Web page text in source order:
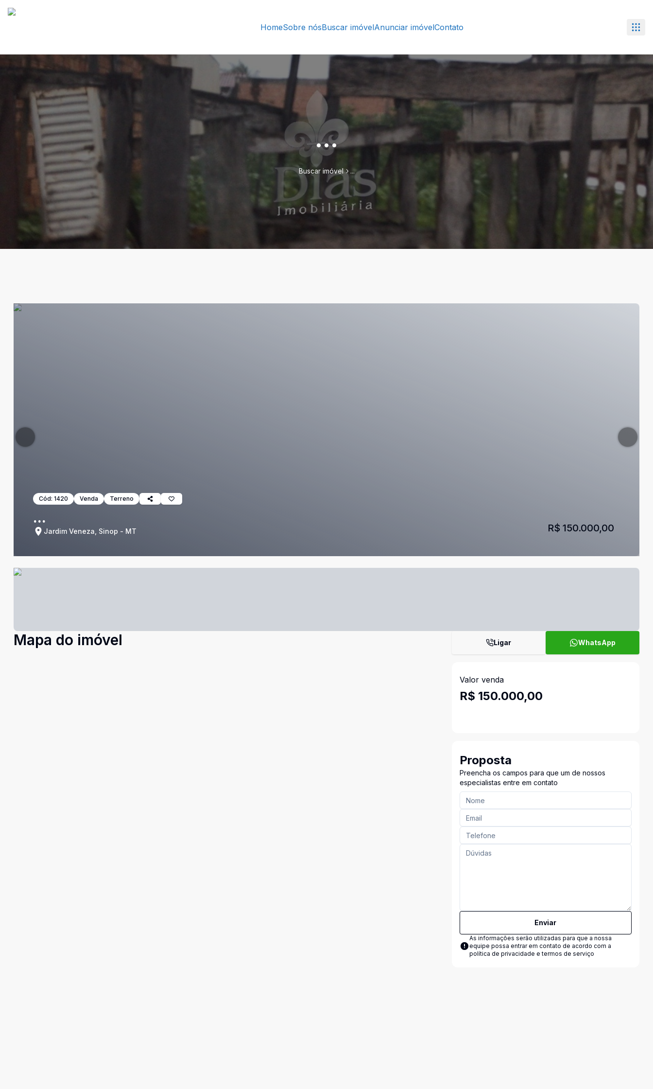
HomeSobre nósBuscar imóvelAnunciar imóvelContato
...
Buscar imóvel ...
Cód: 1420 Venda Terreno
...
Jardim Veneza, Sinop - MT R$ 150.000,00
Mapa do imóvel Ligar WhatsApp
Valor venda
R$ 150.000,00
Proposta
Preencha os campos para que um de nossos
especialistas entre em contato
Enviar
As informações serão utilizadas para que a nossa
equipe possa entrar em contato de acordo com a
política de privacidade e termos de serviço